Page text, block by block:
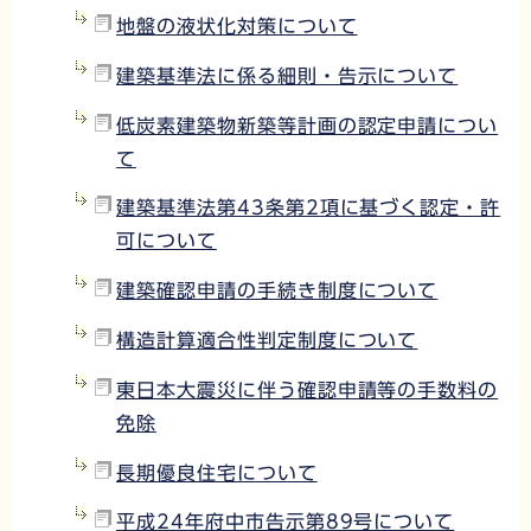
地盤の液状化対策について
建築基準法に係る細則・告示について
低炭素建築物新築等計画の認定申請につい
て
建築基準法第43条第2項に基づく認定・許
可について
建築確認申請の手続き制度について
構造計算適合性判定制度について
東日本大震災に伴う確認申請等の手数料の
免除
長期優良住宅について
平成24年府中市告示第89号について